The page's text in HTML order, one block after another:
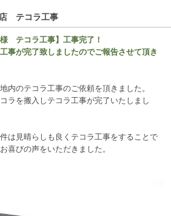
テコラ工事
テコラ工事】工事完了！
事が完了致しましたのでご報告させて頂き
内のテコラ工事のご依頼を頂きました。
ラを搬入しテコラ工事が完了いたしまし
は見晴らしも良くテコラ工事をすることで
喜びの声をいただきました。